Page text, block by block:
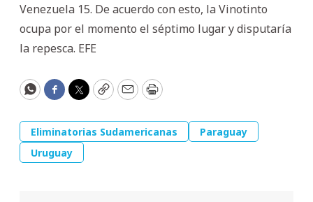
Venezuela 15. De acuerdo con esto, la Vinotinto
ocupa por el momento el séptimo lugar y disputaría
la repesca. EFE
WhatsApp
Facebook
Twitter
CopyEmailPrint
Eliminatorias Sudamericanas
Paraguay
Uruguay